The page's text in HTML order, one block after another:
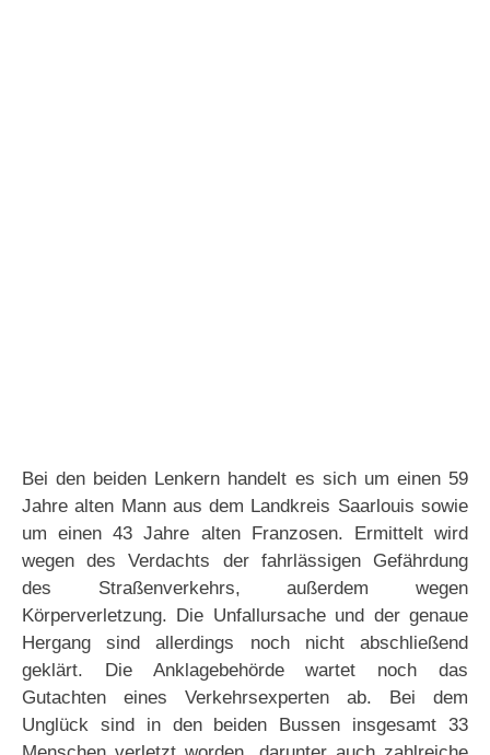
Bei den beiden Lenkern handelt es sich um einen 59
Jahre alten Mann aus dem Landkreis Saarlouis sowie
um einen 43 Jahre alten Franzosen. Ermittelt wird
wegen des Verdachts der fahrlässigen Gefährdung
des Straßenverkehrs, außerdem wegen
Körperverletzung. Die Unfallursache und der genaue
Hergang sind allerdings noch nicht abschließend
geklärt. Die Anklagebehörde wartet noch das
Gutachten eines Verkehrsexperten ab. Bei dem
Unglück sind in den beiden Bussen insgesamt 33